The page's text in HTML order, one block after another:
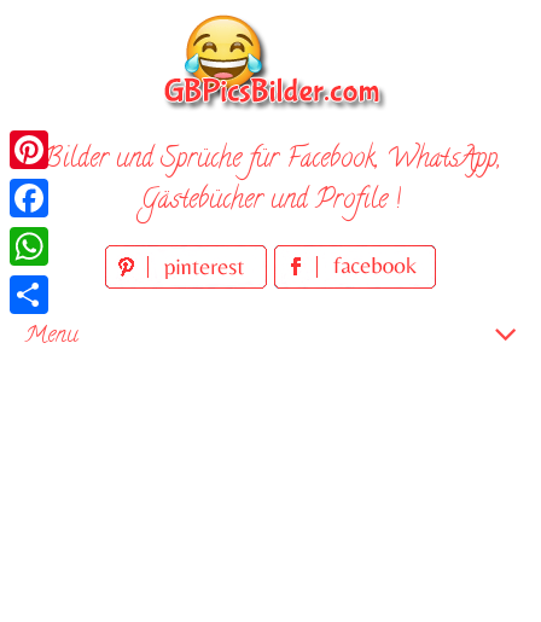
Bilder und Sprüche für Facebook, WhatsApp,
Gästebücher und Profile !
Menu
Pinterest
Facebook
WhatsApp
Teilen